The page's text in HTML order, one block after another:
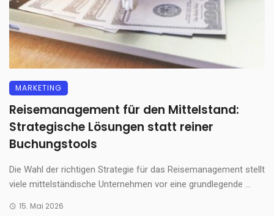
MARKETING
Reisemanagement für den Mittelstand:
Strategische Lösungen statt reiner
Buchungstools
Die Wahl der richtigen Strategie für das Reisemanagement stellt
viele mittelständische Unternehmen vor eine grundlegende ...
15. Mai 2026